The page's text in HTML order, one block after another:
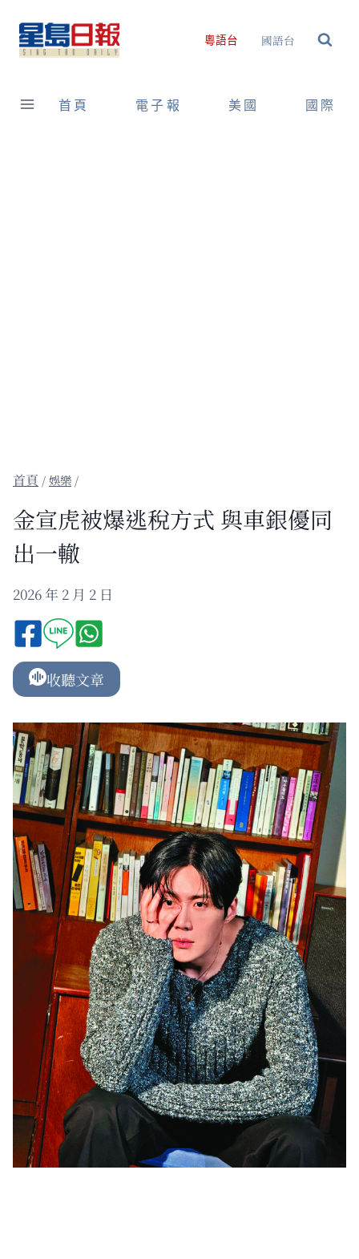
content
粵語台 國語台
首頁 電子報 美國 國際
/娛樂 /
金宣虎被爆逃稅方式 與車銀優同
出一轍
2026 年 2 月 2 日
收聽文章